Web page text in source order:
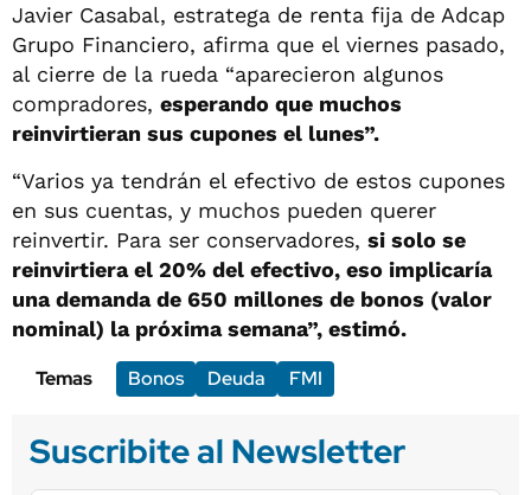
Javier Casabal, estratega de renta fija de Adcap
Grupo Financiero, afirma que el viernes pasado,
al cierre de la rueda “aparecieron algunos
compradores, esperando que muchos
reinvirtieran sus cupones el lunes”.
“Varios ya tendrán el efectivo de estos cupones
en sus cuentas, y muchos pueden querer
reinvertir. Para ser conservadores, si solo se
reinvirtiera el 20% del efectivo, eso implicaría
una demanda de 650 millones de bonos (valor
nominal) la próxima semana”, estimó.
Temas
Bonos Deuda FMI
Suscribite al Newsletter